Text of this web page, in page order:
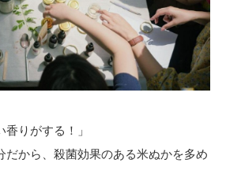
香りがする！」
だから、殺菌効果のある米ぬかを多め